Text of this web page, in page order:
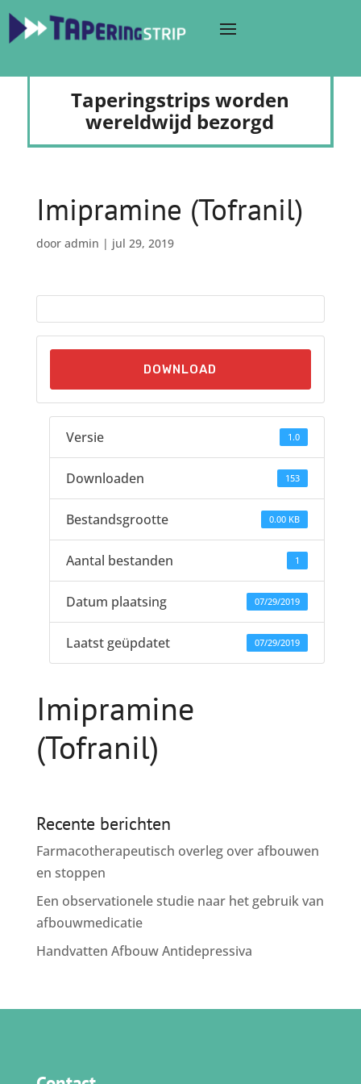
Taperingstrips worden
wereldwijd bezorgd
Imipramine (Tofranil)
door admin | jul 29, 2019
DOWNLOAD
Versie 1.0
Downloaden 153
Bestandsgrootte 0.00 KB
Aantal bestanden 1
Datum plaatsing 07/29/2019
Laatst geüpdatet 07/29/2019
Imipramine
(Tofranil)
Recente berichten
Farmacotherapeutisch overleg over afbouwen
en stoppen
Een observationele studie naar het gebruik van
afbouwmedicatie
Handvatten Afbouw Antidepressiva